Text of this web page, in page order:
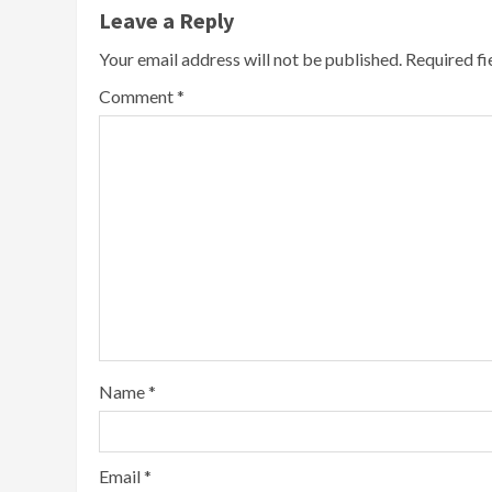
Leave a Reply
Your email address will not be published. Required
Comment*
Name*
Email*